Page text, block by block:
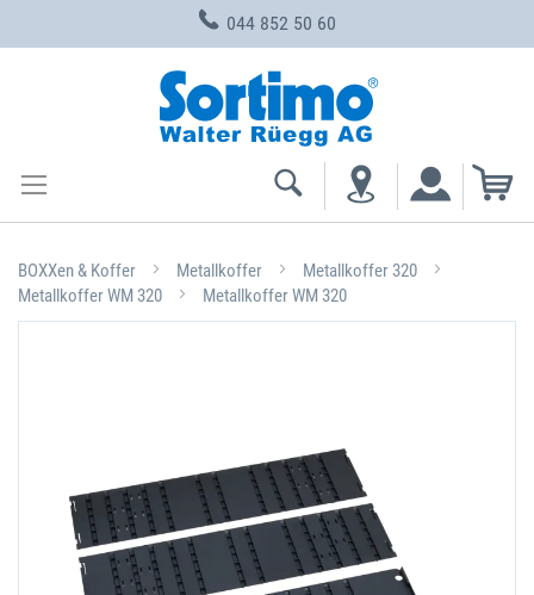
044 852 50 60
BOXXen & Koffer Metallkoffer
Metallkoffer 320
Metallkoffer WM 320
Metallkoffer WM 320